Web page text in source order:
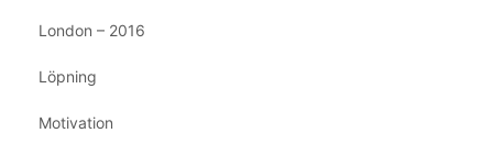
London – 2016
Löpning
Motivation